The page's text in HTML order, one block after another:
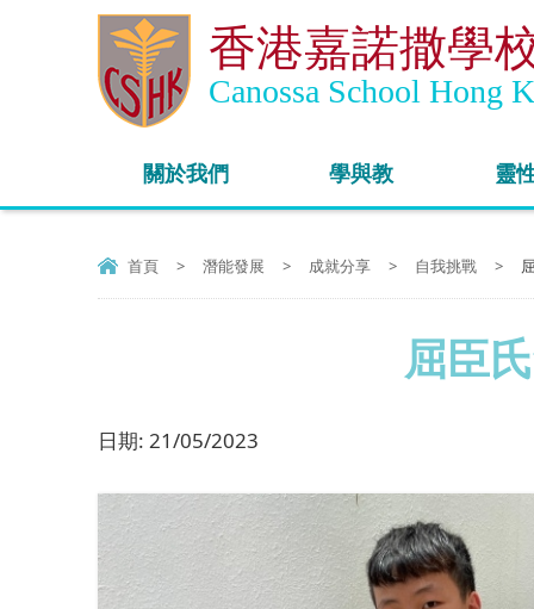
香港嘉諾撒學
Canossa School Hong
關於我們 學與教 靈
首頁 > 潛能發展 > 成就分享 > 自我挑戰 >
屈臣
日期: 21/05/2023